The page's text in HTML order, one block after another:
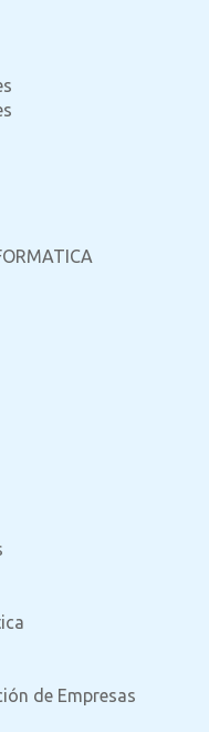
de Empresas